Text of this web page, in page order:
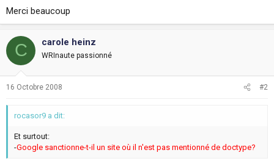
Merci beaucoup
C carole heinz
WRInaute passionné
16 Octobre 2008 #2
rocasor9 a dit:
Et surtout:
-Google sanctionne-t-il un site où il n'est pas mentionné de doctype?